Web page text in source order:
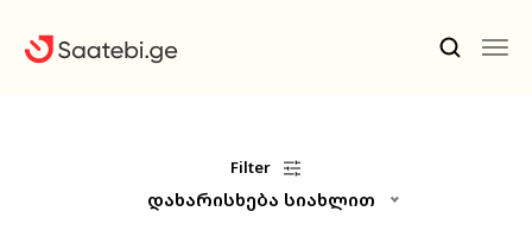
Კაცის Საათები
Filter
დახარისხება სიახლით